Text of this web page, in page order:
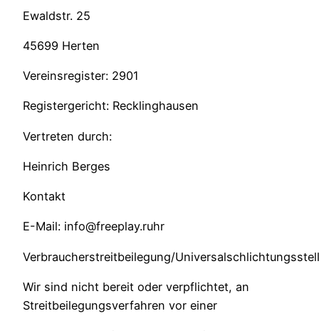
Ewaldstr. 25
45699 Herten
Vereinsregister: 2901
Registergericht: Recklinghausen
Vertreten durch:
Heinrich Berges
Kontakt
E-Mail: info@freeplay.ruhr
Verbraucherstreitbeilegung/
Wir sind nicht bereit oder verpflichtet, an
Streitbeilegungsverfahren vor einer